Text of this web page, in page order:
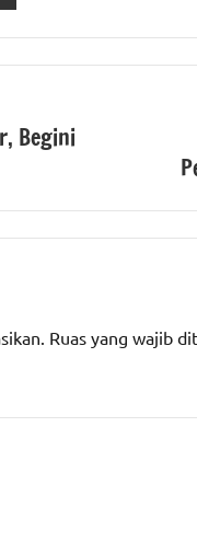
Begini
Ruas yang wajib